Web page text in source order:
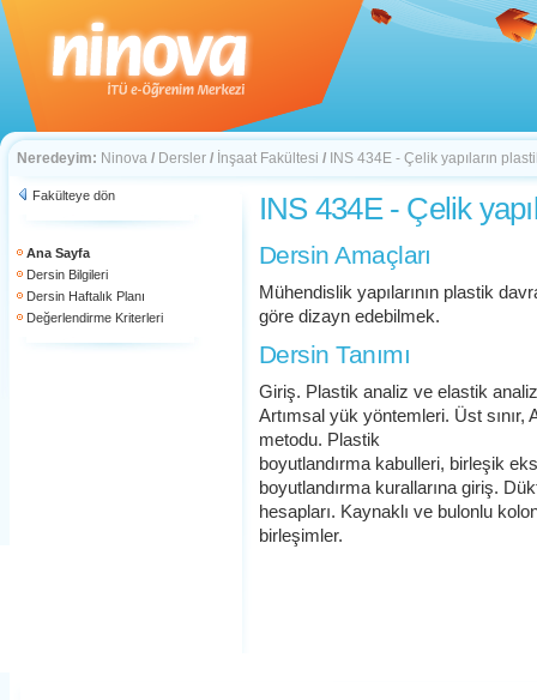
Neredeyim: Ninova / Dersler / İnşaat Fakültesi / INS 434E - Çelik yapıların
Fakülteye dön
Ana Sayfa
Dersin Bilgileri
Dersin Haftalık Planı
Değerlendirme Kriterleri
INS 434E - Çelik
Dersin Amaçları
Mühendislik yapılarının plastik
göre dizayn edebilmek.
Dersin Tanımı
Giriş. Plastik analiz ve elastik
Artımsal yük yöntemleri. Üst sınır,
metodu. Plastik
boyutlandırma kabulleri, birleşik
boyutlandırma kurallarına giriş.
hesapları. Kaynaklı ve bulonlu
birleşimler.